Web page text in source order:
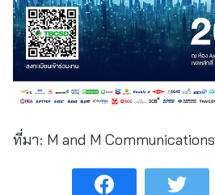
ที่มา: M and M Communications